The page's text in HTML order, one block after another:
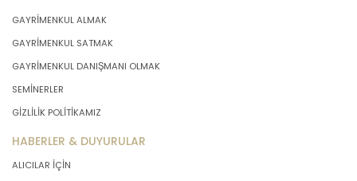
GAYRİMENKUL ALMAK
GAYRİMENKUL SATMAK
GAYRİMENKUL DANIŞMANI OLMAK
SEMİNERLER
GİZLİLİK POLİTİKAMIZ
HABERLER & DUYURULAR
ALICILAR İÇİN